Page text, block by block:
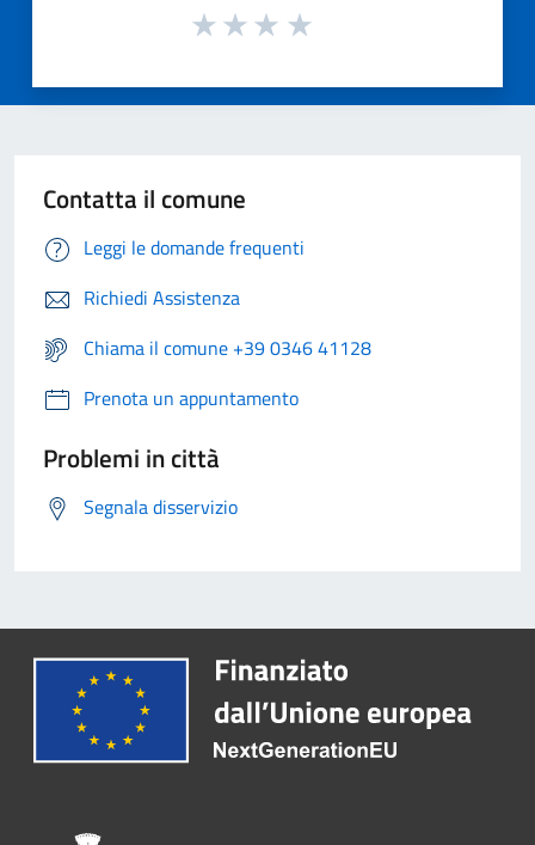
Contatta il comune
Leggi le domande frequenti
Richiedi Assistenza
Chiama il comune +39 0346 41128
Prenota un appuntamento
Problemi in città
Segnala disservizio